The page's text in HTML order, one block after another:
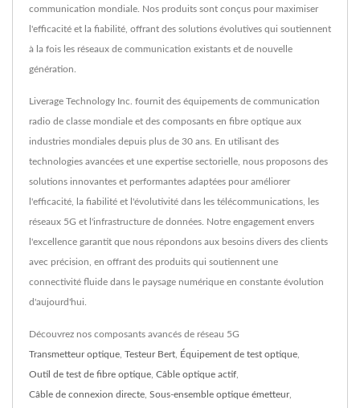
communication mondiale. Nos produits sont conçus pour maximiser
l'efficacité et la fiabilité, offrant des solutions évolutives qui soutiennent
à la fois les réseaux de communication existants et de nouvelle
génération.
Liverage Technology Inc. fournit des équipements de communication
radio de classe mondiale et des composants en fibre optique aux
industries mondiales depuis plus de 30 ans. En utilisant des
technologies avancées et une expertise sectorielle, nous proposons des
solutions innovantes et performantes adaptées pour améliorer
l'efficacité, la fiabilité et l'évolutivité dans les télécommunications, les
réseaux 5G et l'infrastructure de données. Notre engagement envers
l'excellence garantit que nous répondons aux besoins divers des clients
avec précision, en offrant des produits qui soutiennent une
connectivité fluide dans le paysage numérique en constante évolution
d'aujourd'hui.
Découvrez nos composants avancés de réseau 5G
Transmetteur optique Testeur Bert Équipement de test optique
Outil de test de fibre optique Câble optique actif
Câble de connexion directe Sous-ensemble optique émetteur,